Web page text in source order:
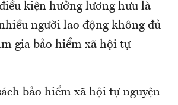
kiện hưởng lương hưu là
người lao động không đủ
gia bảo hiểm xã hội tự
bảo hiểm xã hội tự nguyện